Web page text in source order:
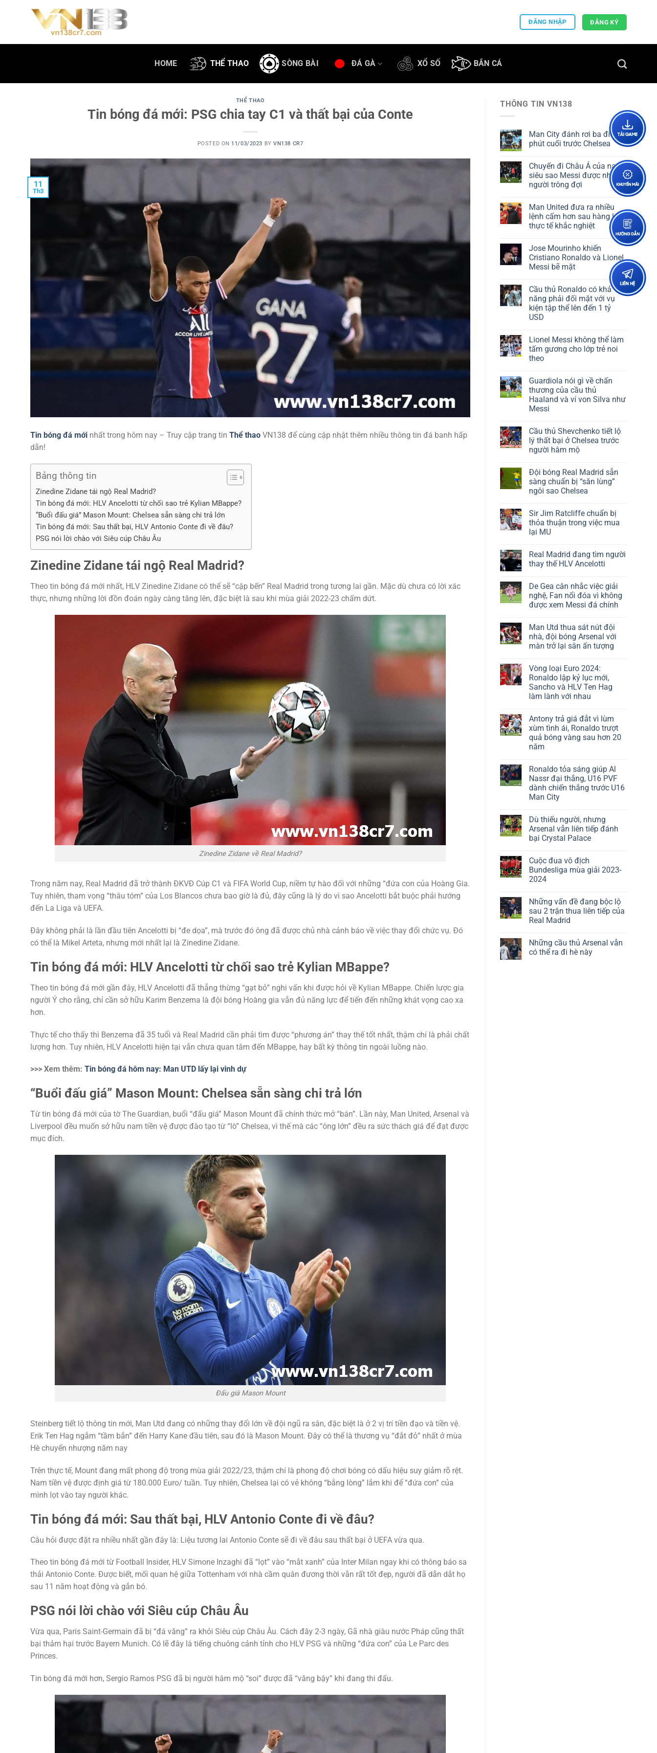
ĐĂNG NHẬP ĐĂNG KÝ
HOME THỂ THAO SÒNG BÀI ĐÁ GÀ XỔ SỐ BẮN CÁ
THỂ THAO
Tin bóng đá mới: PSG chia tay C1 và thất bại của Conte
POSTED ON 11/03/2023 BYVN138 CR7
11
Th3
Tin bóng đá mới nhất trong hôm nay – Truy cập trang tin Thể thao VN138 để cùng cập nhật thêm nhiều thông tin đá banh hấp
dẫn!
Bảng thông tin
Zinedine Zidane tái ngộ Real Madrid?
Tin bóng đá mới: HLV Ancelotti từ chối sao trẻ Kylian MBappe?
“Buổi đấu giá” Mason Mount: Chelsea sẵn sàng chi trả lớn
Tin bóng đá mới: Sau thất bại, HLV Antonio Conte đi về đâu?
PSG nói lời chào với Siêu cúp Châu Âu
Zinedine Zidane tái ngộ Real Madrid?
Theo tin bóng đá mới nhất, HLV Zinedine Zidane có thể sẽ “cập bến” Real Madrid trong tương lai gần. Mặc dù chưa có lời xác
thực, nhưng những lời đồn đoán ngày càng tăng lên, đặc biệt là sau khi mùa giải 2022-23 chấm dứt.
Zinedine Zidane về Real Madrid?
Trong năm nay, Real Madrid đã trở thành ĐKVĐ Cúp C1 và FIFA World Cup, niềm tự hào đối với những “đứa con của Hoàng Gia.
Tuy nhiên, tham vọng “thâu tóm” của Los Blancos chưa bao giờ là đủ, đây cũng là lý do vì sao Ancelotti bắt buộc phải hướng
đến La Liga và UEFA.
Đây không phải là lần đầu tiên Ancelotti bị “đe dọa”, mà trước đó ông đã được chủ nhà cảnh báo về việc thay đổi chức vụ. Đó
có thể là Mikel Arteta, nhưng mới nhất lại là Zinedine Zidane.
Tin bóng đá mới: HLV Ancelotti từ chối sao trẻ Kylian MBappe?
Theo tin bóng đá mới gần đây, HLV Ancelotti đã thẳng thừng “gạt bỏ” nghi vấn khi được hỏi về Kylian MBappe. Chiến lược gia
người Ý cho rằng, chỉ cần sở hữu Karim Benzema là đội bóng Hoàng gia vẫn đủ năng lực để tiến đến những khát vọng cao xa
hơn.
Thực tế cho thấy thì Benzema đã 35 tuổi và Real Madrid cần phải tìm được “phương án” thay thế tốt nhất, thậm chí là phải chất
lượng hơn. Tuy nhiên, HLV Ancelotti hiện tại vẫn chưa quan tâm đến MBappe, hay bất kỳ thông tin ngoài luồng nào.
>>> Xem thêm: Tin bóng đá hôm nay: Man UTD lấy lại vinh dự
“Buổi đấu giá” Mason Mount: Chelsea sẵn sàng chi trả lớn
Từ tin bóng đá mới của tờ The Guardian, buổi “đấu giá” Mason Mount đã chính thức mở “bán”. Lần này, Man United, Arsenal và
Liverpool đều muốn sở hữu nam tiền vệ được đào tạo từ “lò” Chelsea, vì thế mà các “ông lớn” đều ra sức thách giá để đạt được
mục đích.
Đấu giá Mason Mount
Steinberg tiết lộ thông tin mới, Man Utd đang có những thay đổi lớn về đội ngũ ra sân, đặc biệt là ở 2 vị trí tiền đạo và tiền vệ.
Erik Ten Hag ngắm “tầm bắn” đến Harry Kane đầu tiên, sau đó là Mason Mount. Đây có thể là thương vụ “đắt đỏ” nhất ở mùa
Hè chuyển nhượng năm nay
Trên thực tế, Mount đang mất phong độ trong mùa giải 2022/23, thậm chí là phong độ chơi bóng có dấu hiệu suy giảm rõ rệt.
Nam tiền vệ được định giá từ 180.000 Euro/ tuần. Tuy nhiên, Chelsea lại có vẻ không “bằng lòng” lắm khi để “đứa con” của
mình lọt vào tay người khác.
Tin bóng đá mới: Sau thất bại, HLV Antonio Conte đi về đâu?
Câu hỏi được đặt ra nhiều nhất gần đây là: Liệu tương lai Antonio Conte sẽ đi về đâu sau thất bại ở UEFA vừa qua.
Theo tin bóng đá mới từ Football Insider, HLV Simone Inzaghi đã “lọt” vào “mắt xanh” của Inter Milan ngay khi có thông báo sa
thải Antonio Conte. Được biết, mối quan hệ giữa Tottenham với nhà cầm quân đương thời vẫn rất tốt đẹp, người đã dẫn dắt họ
sau 11 năm hoạt động và gắn bó.
PSG nói lời chào với Siêu cúp Châu Âu
Vừa qua, Paris Saint-Germain đã bị “đá văng” ra khỏi Siêu cúp Châu Âu. Cách đây 2-3 ngày, Gã nhà giàu nước Pháp cũng thất
bại thảm hại trước Bayern Munich. Có lẽ đây là tiếng chuông cảnh tỉnh cho HLV PSG và những “đứa con” của Le Parc des
Princes.
Tin bóng đá mới hơn, Sergio Ramos PSG đã bị người hâm mộ “soi” được đã “văng bậy” khi đang thi đấu.
THÔNG TIN VN138
Man City đánh rơi ba điểm
phút cuối trước Chelsea
Chuyến đi Châu Á của nam
siêu sao Messi được nhiều
người trông đợi
Man United đưa ra nhiều
lệnh cấm hơn sau hàng loạt
thực tế khắc nghiệt
Jose Mourinho khiến
Cristiano Ronaldo và Lionel
Messi bẽ mặt
Cầu thủ Ronaldo có khả
năng phải đối mặt với vụ
kiện tập thể lên đến 1 tỷ
USD
Lionel Messi không thể làm
tấm gương cho lớp trẻ noi
theo
Guardiola nói gì về chấn
thương của cầu thủ
Haaland và ví von Silva như
Messi
Cầu thủ Shevchenko tiết lộ
lý thất bại ở Chelsea trước
người hâm mộ
Đội bóng Real Madrid sẵn
sàng chuẩn bị “săn lùng”
ngôi sao Chelsea
Sir Jim Ratcliffe chuẩn bị
thỏa thuận trong việc mua
lại MU
Real Madrid đang tìm người
thay thế HLV Ancelotti
De Gea cân nhắc việc giải
nghệ, Fan nổi đóa vì không
được xem Messi đá chính
Man Utd thua sát nút đội
nhà, đội bóng Arsenal với
màn trở lại sân ấn tượng
Vòng loại Euro 2024:
Ronaldo lập kỷ lục mới,
Sancho và HLV Ten Hag
làm lành với nhau
Antony trả giá đắt vì lùm
xùm tình ái, Ronaldo trượt
quả bóng vàng sau hơn 20
năm
Ronaldo tỏa sáng giúp Al
Nassr đại thắng, U16 PVF
dành chiến thắng trước U16
Man City
Dù thiếu người, nhưng
Arsenal vẫn liên tiếp đánh
bại Crystal Palace
Cuộc đua vô địch
Bundesliga mùa giải 2023-
2024
Những vấn đề đang bộc lộ
sau 2 trận thua liên tiếp của
Real Madrid
Những cầu thủ Arsenal vẫn
có thể ra đi hè này